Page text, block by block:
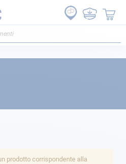
prodotto corrispondente alla